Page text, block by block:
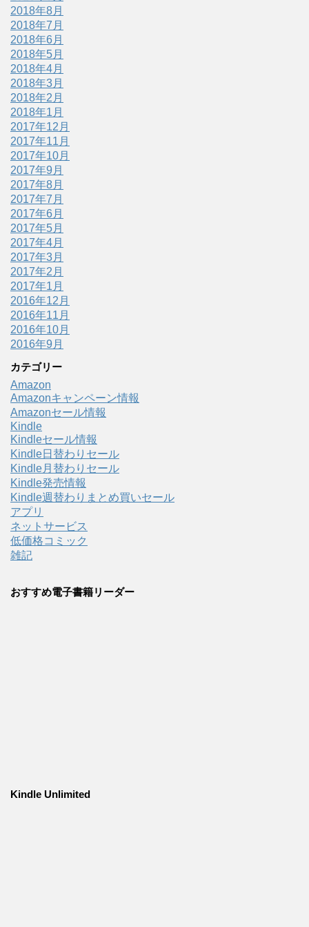
2018年8月
2018年7月
2018年6月
2018年5月
2018年4月
2018年3月
2018年2月
2018年1月
2017年12月
2017年11月
2017年10月
2017年9月
2017年8月
2017年7月
2017年6月
2017年5月
2017年4月
2017年3月
2017年2月
2017年1月
2016年12月
2016年11月
2016年10月
2016年9月
カテゴリー
Amazon
Amazonキャンペーン情報
Amazonセール情報
Kindle
Kindleセール情報
Kindle日替わりセール
Kindle月替わりセール
Kindle発売情報
Kindle週替わりまとめ買いセール
アプリ
ネットサービス
低価格コミック
雑記
おすすめ電子書籍リーダー
Kindle Unlimited